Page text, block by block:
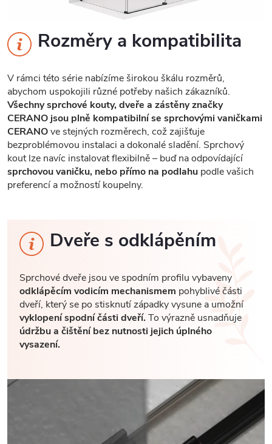
Rozměry a kompatibilita
V rámci této série nabízíme širokou škálu rozměrů,
abychom uspokojili různé potřeby našich zákazníků.
Všechny sprchové kouty, dveře a zástěny značky
CERANO jsou plně kompatibilní se sprchovými vaničkami
CERANOve stejných rozměrech, což zajišťuje
bezproblémovou instalaci a dokonalé sladění. Sprchový
kout lze navíc instalovat flexibilně – buď na odpovídající
sprchovou vaničku, nebo přímo na podlahu podle vašich
preferencí a možností koupelny.
Dveře s odklápěním
Sprchové dveře jsou ve spodním profilu vybaveny
odklápěcím vodicím mechanismem pohyblivé části
dveří, který se po stisknutí západky vysune a umožní
vyklopení spodní části dveří.To výrazně usnadňuje
údržbu a čištění bez nutnosti jejich úplného
vysazení.